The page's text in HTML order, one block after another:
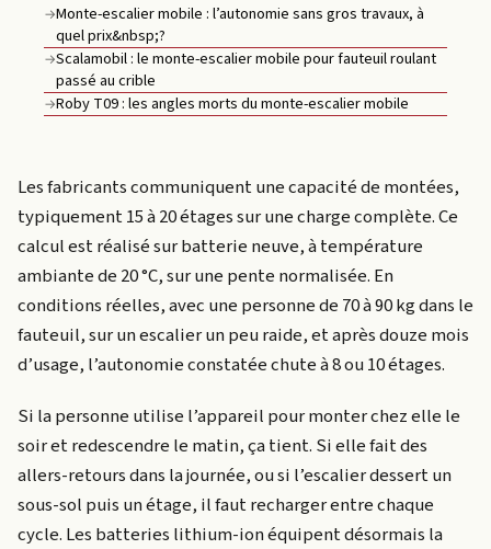
→Monte-escalier mobile : l’autonomie sans gros travaux, à
quel prix&nbsp;?
→Scalamobil : le monte-escalier mobile pour fauteuil roulant
passé au crible
→Roby T09 : les angles morts du monte-escalier mobile
Les fabricants communiquent une capacité de montées,
typiquement 15 à 20 étages sur une charge complète. Ce
calcul est réalisé sur batterie neuve, à température
ambiante de 20 °C, sur une pente normalisée. En
conditions réelles, avec une personne de 70 à 90 kg dans le
fauteuil, sur un escalier un peu raide, et après douze mois
d’usage, l’autonomie constatée chute à 8 ou 10 étages.
Si la personne utilise l’appareil pour monter chez elle le
soir et redescendre le matin, ça tient. Si elle fait des
allers-retours dans la journée, ou si l’escalier dessert un
sous-sol puis un étage, il faut recharger entre chaque
cycle. Les batteries lithium-ion équipent désormais la